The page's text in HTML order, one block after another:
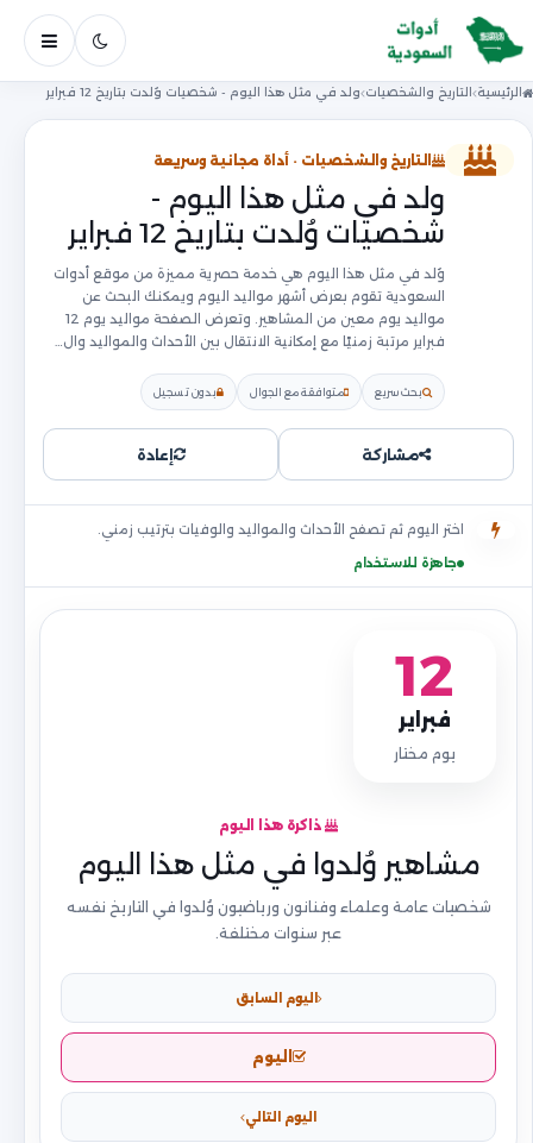
فتح
الرئيسية التاريخ والشخصيات ولد في مثل هذا اليوم - شخصيات وُلدت بتاريخ 12 فبراير
التاريخ والشخصيات · أداة مجانية وسريعة
ولد في مثل هذا اليوم -
شخصيات وُلدت بتاريخ 12 فبراير
وُلد في مثل هذا اليوم هي خدمة حصرية مميزة من موقع أدوات
السعودية تقوم بعرض أشهر مواليد اليوم ويمكنك البحث عن
مواليد يوم معين من المشاهير. وتعرض الصفحة مواليد يوم 12
فبراير مرتبة زمنيًا مع إمكانية الانتقال بين الأحداث والمواليد وال…
بحث سريع متوافقة مع الجوال بدون تسجيل
مشاركة إعادة
اختر اليوم ثم تصفح الأحداث والمواليد والوفيات بترتيب زمني.
جاهزة للاستخدام
12
فبراير
يوم مختار
ذاكرة هذا اليوم
مشاهير وُلدوا في مثل هذا اليوم
شخصيات عامة وعلماء وفنانون ورياضيون وُلدوا في التاريخ نفسه
عبر سنوات مختلفة.
اليوم السابق
اليوم
اليوم التالي